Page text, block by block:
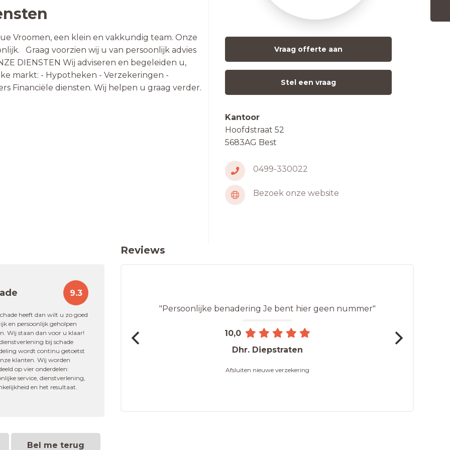
Vroomen, een klein en vakkundig team. Onze
Graag voorzien wij u van persoonlijk advies
DIENSTEN Wij adviseren en begeleiden u,
markt: - Hypotheken - Verzekeringen -
Financiële diensten. Wij helpen u graag verder.
Vraag offerte aan
Stel een vraag
Kantoor
Hoofdstraat 52
5683AG Best
0499-330022
Bezoek onze website
9.3
heeft dan wilt u zo goed
en persoonlijk geholpen
Wij staan dan voor u klaar!
bij schade
wordt continu getoetst
klanten. Wij worden
op vier onderdelen:
service, dienstverlening,
en het resultaat.
Reviews
finaciele diensten" "Persoonlijke benadering Je bent hier geen nummer"
10,0
Dhr. Diepstraten
Afsluiten nieuwe verzekering
Bel me terug